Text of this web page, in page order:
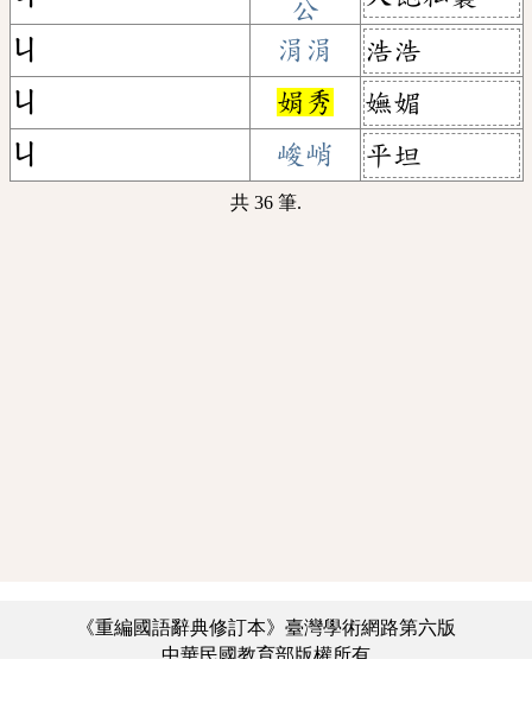
公
ㄐ
涓涓
浩浩
ㄐ
娟秀
嫵媚
ㄐ
峻峭 平坦
共 36 筆.
《重編國語辭典修訂本》臺灣學術網路第六版
中華民國教育部版權所有